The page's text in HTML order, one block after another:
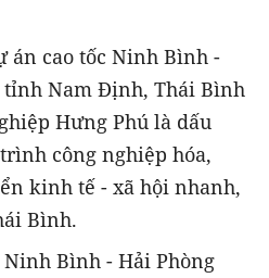
án cao tốc Ninh Bình -
tỉnh Nam Định, Thái Bình
Hưng Phú là dấu
công nghiệp hóa,
kinh tế - xã hội nhanh,
Bình.
Bình - Hải Phòng